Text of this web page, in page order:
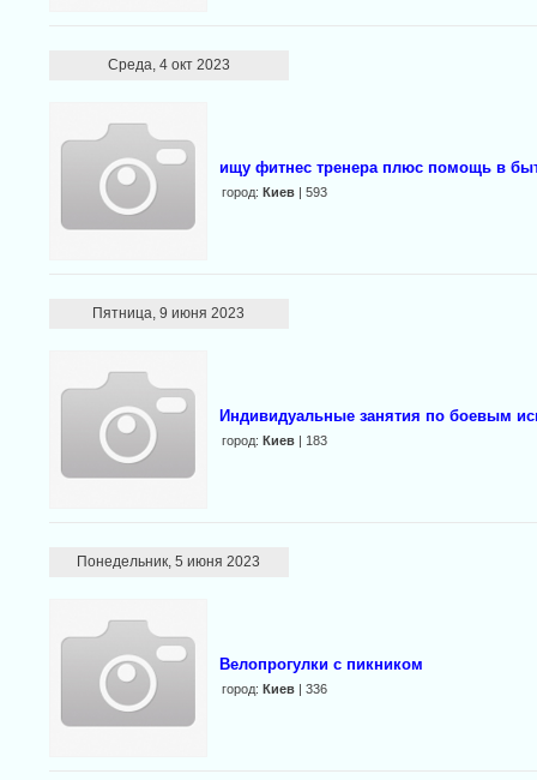
Среда, 4 окт 2023
ищу фитнес тренера плюс помощь в
город: Киев| 593
Пятница, 9 июня 2023
Индивидуальные занятия по боевым
город: Киев| 183
Понедельник, 5 июня 2023
Велопрогулки с пикником
город: Киев| 336